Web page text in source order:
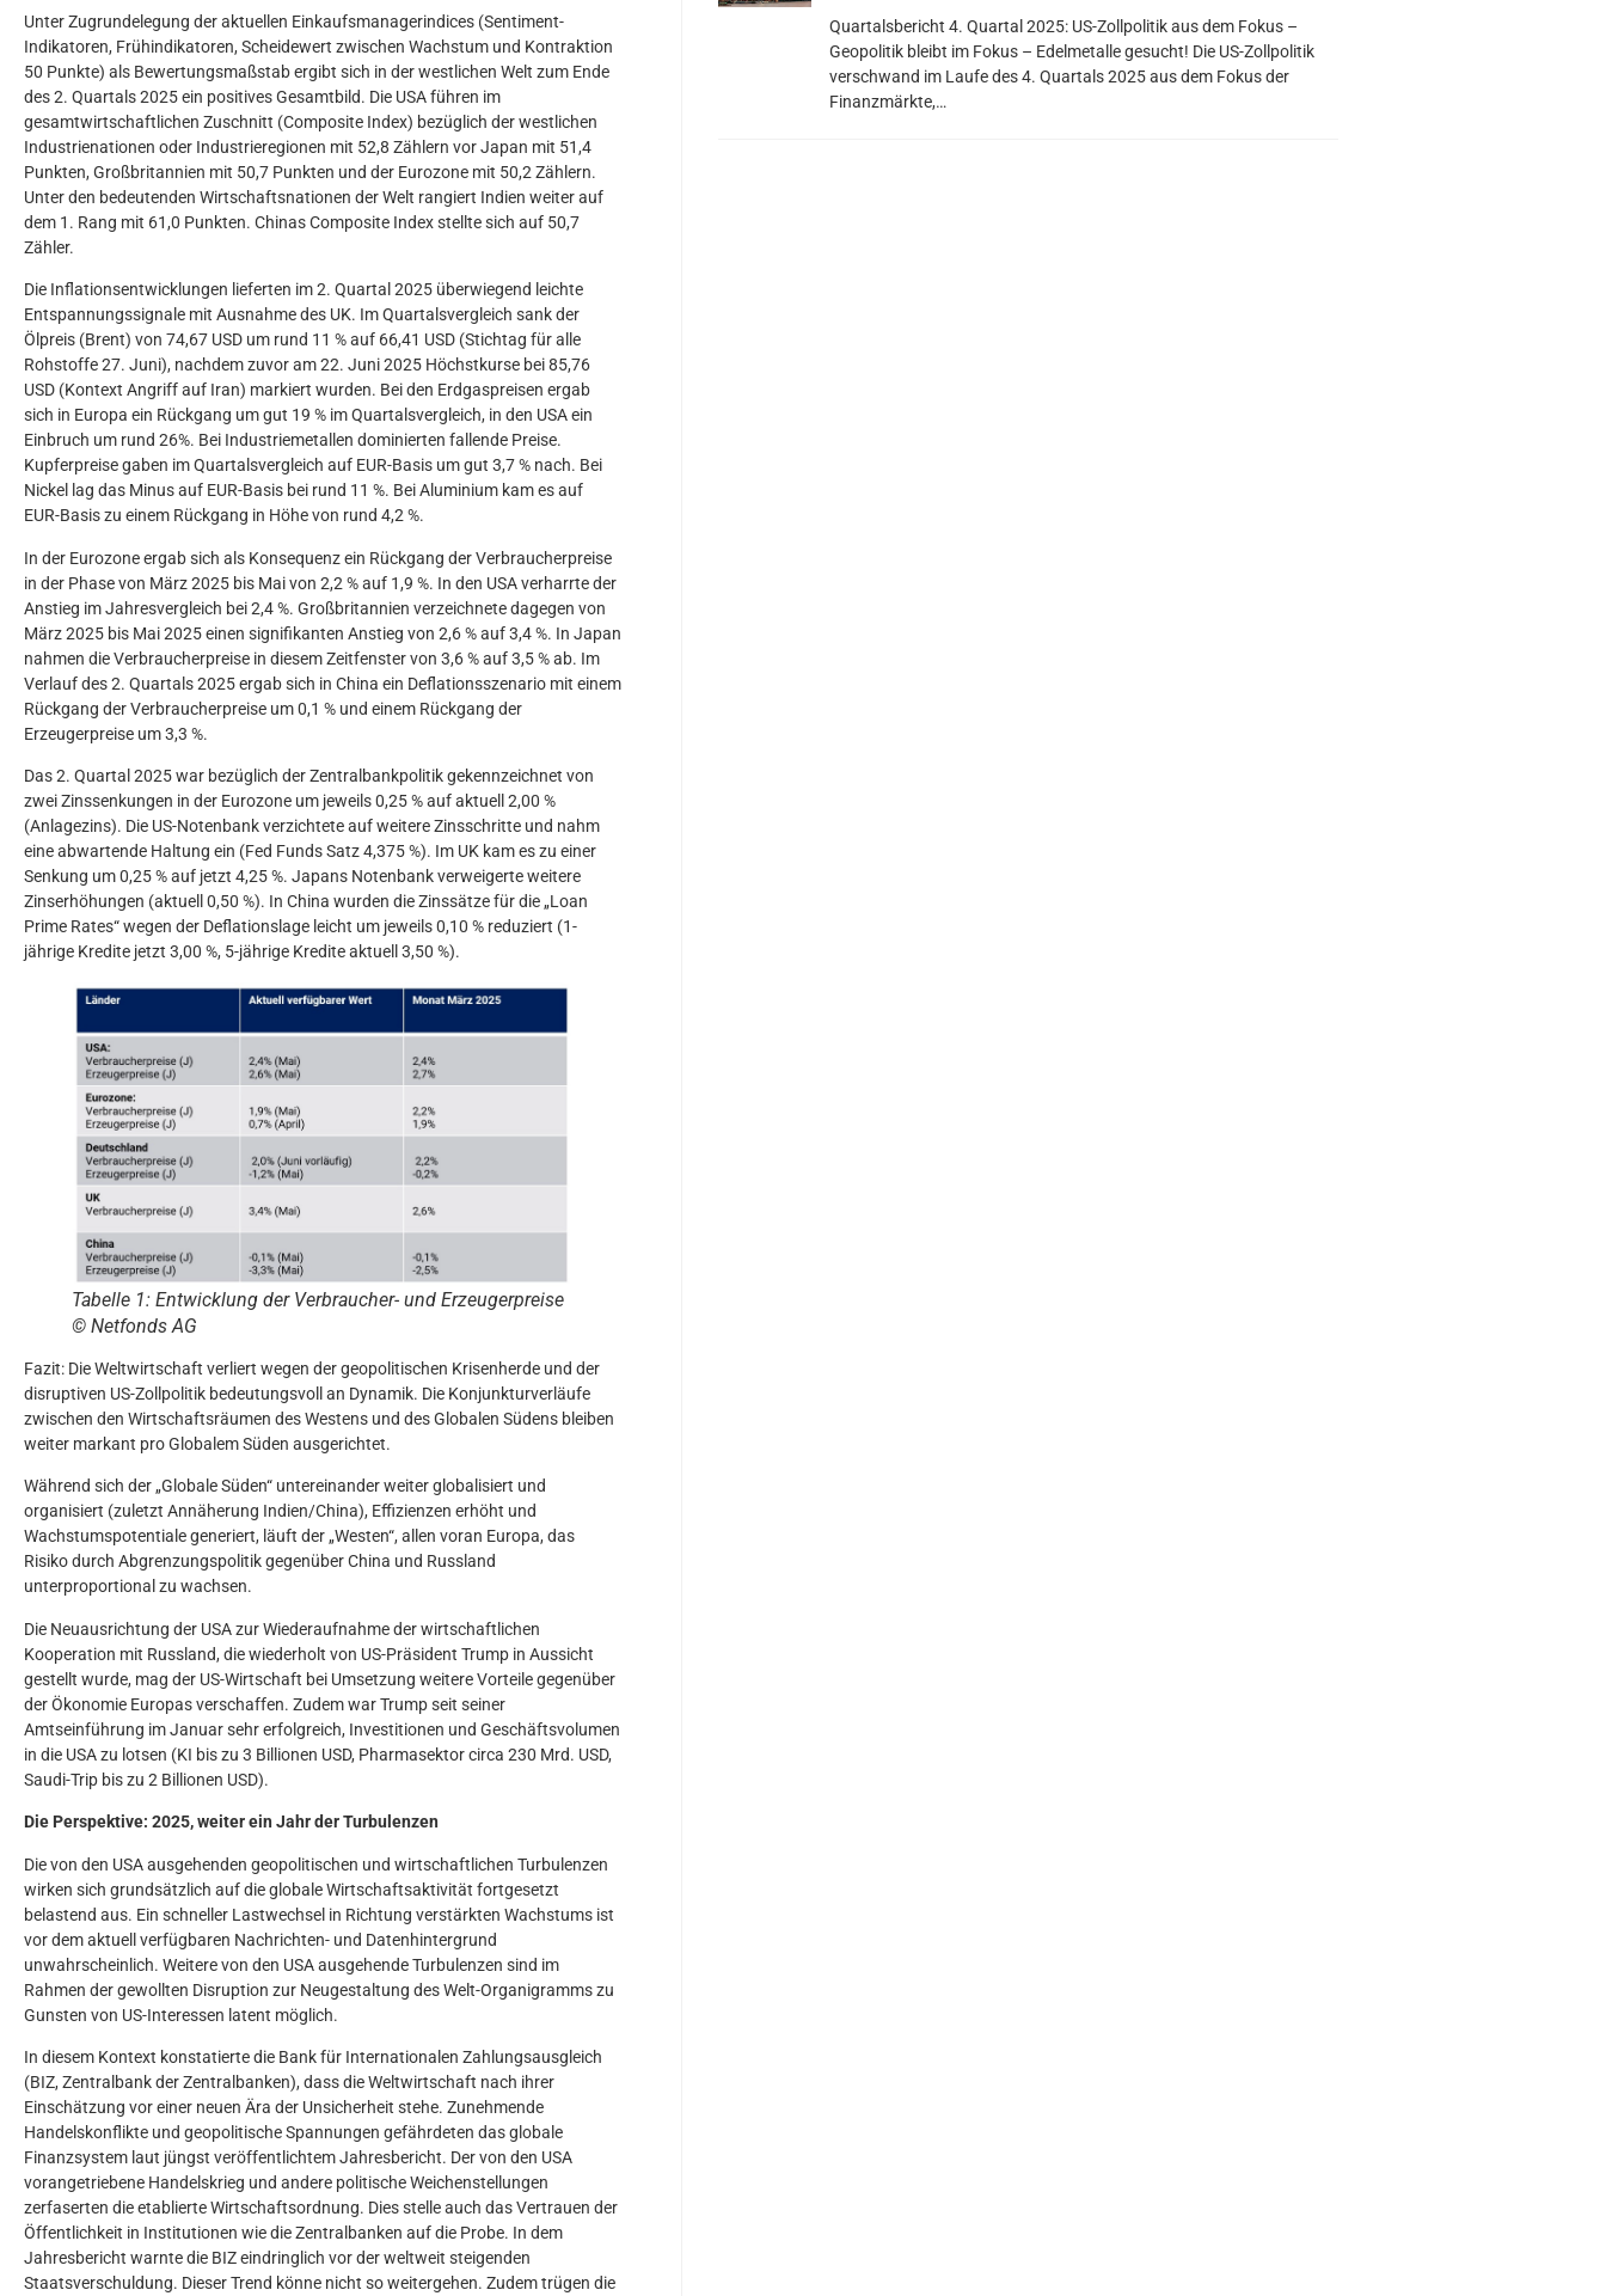
Unter Zugrundelegung der aktuellen Einkaufsmanagerindices (Sentiment-
Indikatoren, Frühindikatoren, Scheidewert zwischen Wachstum und Kontraktion
50 Punkte) als Bewertungsmaßstab ergibt sich in der westlichen Welt zum Ende
des 2. Quartals 2025 ein positives Gesamtbild. Die USA führen im
gesamtwirtschaftlichen Zuschnitt (Composite Index) bezüglich der westlichen
Industrienationen oder Industrieregionen mit 52,8 Zählern vor Japan mit 51,4
Punkten, Großbritannien mit 50,7 Punkten und der Eurozone mit 50,2 Zählern.
Unter den bedeutenden Wirtschaftsnationen der Welt rangiert Indien weiter auf
dem 1. Rang mit 61,0 Punkten. Chinas Composite Index stellte sich auf 50,7
Zähler.
Die Inflationsentwicklungen lieferten im 2. Quartal 2025 überwiegend leichte
Entspannungssignale mit Ausnahme des UK. Im Quartalsvergleich sank der
Ölpreis (Brent) von 74,67 USD um rund 11 % auf 66,41 USD (Stichtag für alle
Rohstoffe 27. Juni), nachdem zuvor am 22. Juni 2025 Höchstkurse bei 85,76
USD (Kontext Angriff auf Iran) markiert wurden. Bei den Erdgaspreisen ergab
sich in Europa ein Rückgang um gut 19 % im Quartalsvergleich, in den USA ein
Einbruch um rund 26%. Bei Industriemetallen dominierten fallende Preise.
Kupferpreise gaben im Quartalsvergleich auf EUR-Basis um gut 3,7 % nach. Bei
Nickel lag das Minus auf EUR-Basis bei rund 11 %. Bei Aluminium kam es auf
EUR-Basis zu einem Rückgang in Höhe von rund 4,2 %.
In der Eurozone ergab sich als Konsequenz ein Rückgang der Verbraucherpreise
in der Phase von März 2025 bis Mai von 2,2 % auf 1,9 %. In den USA verharrte der
Anstieg im Jahresvergleich bei 2,4 %. Großbritannien verzeichnete dagegen von
März 2025 bis Mai 2025 einen signifikanten Anstieg von 2,6 % auf 3,4 %. In Japan
nahmen die Verbraucherpreise in diesem Zeitfenster von 3,6 % auf 3,5 % ab. Im
Verlauf des 2. Quartals 2025 ergab sich in China ein Deflationsszenario mit einem
Rückgang der Verbraucherpreise um 0,1 % und einem Rückgang der
Erzeugerpreise um 3,3 %.
Das 2. Quartal 2025 war bezüglich der Zentralbankpolitik gekennzeichnet von
zwei Zinssenkungen in der Eurozone um jeweils 0,25 % auf aktuell 2,00 %
(Anlagezins). Die US-Notenbank verzichtete auf weitere Zinsschritte und nahm
eine abwartende Haltung ein (Fed Funds Satz 4,375 %). Im UK kam es zu einer
Senkung um 0,25 % auf jetzt 4,25 %. Japans Notenbank verweigerte weitere
Zinserhöhungen (aktuell 0,50 %). In China wurden die Zinssätze für die „Loan
Prime Rates“ wegen der Deflationslage leicht um jeweils 0,10 % reduziert (1-
jährige Kredite jetzt 3,00 %, 5-jährige Kredite aktuell 3,50 %).
Tabelle 1: Entwicklung der Verbraucher- und Erzeugerpreise
© Netfonds AG
Fazit: Die Weltwirtschaft verliert wegen der geopolitischen Krisenherde und der
disruptiven US-Zollpolitik bedeutungsvoll an Dynamik. Die Konjunkturverläufe
zwischen den Wirtschaftsräumen des Westens und des Globalen Südens bleiben
weiter markant pro Globalem Süden ausgerichtet.
Während sich der „Globale Süden“ untereinander weiter globalisiert und
organisiert (zuletzt Annäherung Indien/China), Effizienzen erhöht und
Wachstumspotentiale generiert, läuft der „Westen“, allen voran Europa, das
Risiko durch Abgrenzungspolitik gegenüber China und Russland
unterproportional zu wachsen.
Die Neuausrichtung der USA zur Wiederaufnahme der wirtschaftlichen
Kooperation mit Russland, die wiederholt von US-Präsident Trump in Aussicht
gestellt wurde, mag der US-Wirtschaft bei Umsetzung weitere Vorteile gegenüber
der Ökonomie Europas verschaffen. Zudem war Trump seit seiner
Amtseinführung im Januar sehr erfolgreich, Investitionen und Geschäftsvolumen
in die USA zu lotsen (KI bis zu 3 Billionen USD, Pharmasektor circa 230 Mrd. USD,
Saudi-Trip bis zu 2 Billionen USD).
Die Perspektive: 2025, weiter ein Jahr der Turbulenzen
Die von den USA ausgehenden geopolitischen und wirtschaftlichen Turbulenzen
wirken sich grundsätzlich auf die globale Wirtschaftsaktivität fortgesetzt
belastend aus. Ein schneller Lastwechsel in Richtung verstärkten Wachstums ist
vor dem aktuell verfügbaren Nachrichten- und Datenhintergrund
unwahrscheinlich. Weitere von den USA ausgehende Turbulenzen sind im
Rahmen der gewollten Disruption zur Neugestaltung des Welt-Organigramms zu
Gunsten von US-Interessen latent möglich.
In diesem Kontext konstatierte die Bank für Internationalen Zahlungsausgleich
(BIZ, Zentralbank der Zentralbanken), dass die Weltwirtschaft nach ihrer
Einschätzung vor einer neuen Ära der Unsicherheit stehe. Zunehmende
Handelskonflikte und geopolitische Spannungen gefährdeten das globale
Finanzsystem laut jüngst veröffentlichtem Jahresbericht. Der von den USA
vorangetriebene Handelskrieg und andere politische Weichenstellungen
zerfaserten die etablierte Wirtschaftsordnung. Dies stelle auch das Vertrauen der
Öffentlichkeit in Institutionen wie die Zentralbanken auf die Probe. In dem
Jahresbericht warnte die BIZ eindringlich vor der weltweit steigenden
Staatsverschuldung. Dieser Trend könne nicht so weitergehen. Zudem trügen die
Quartalsbericht 4. Quartal 2025: US-Zollpolitik aus dem Fokus –
Geopolitik bleibt im Fokus – Edelmetalle gesucht! Die US-Zollpolitik
verschwand im Laufe des 4. Quartals 2025 aus dem Fokus der
Finanzmärkte,…